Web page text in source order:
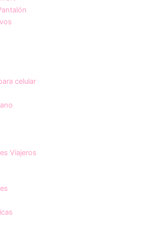
celular
Viajeros